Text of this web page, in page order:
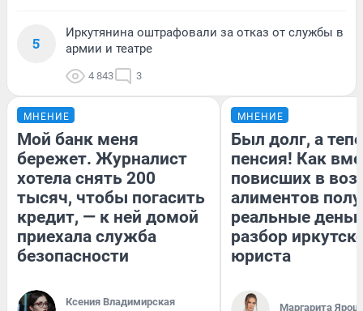
5
Иркутянина оштрафовали за отказ от службы в
армии и театре
4 843 3
МНЕНИЕ
Мой банк меня
бережет. Журналист
хотела снять 200
тысяч, чтобы погасить
кредит, — к ней домой
приехала служба
безопасности
Ксения Владимирская
МНЕНИЕ
Был долг, а
пенсия! Как
повисших в
алиментов
реальные
разбор
юриста
Маргарита